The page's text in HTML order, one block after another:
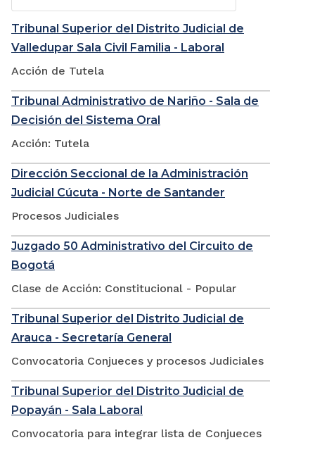
Tribunal Superior del Distrito Judicial de
Valledupar Sala Civil Familia - Laboral
Acción de Tutela
Tribunal Administrativo de Nariño - Sala de
Decisión del Sistema Oral
Acción: Tutela
Dirección Seccional de la Administración
Judicial Cúcuta - Norte de Santander
Procesos Judiciales
Juzgado 50 Administrativo del Circuito de
Bogotá
Clase de Acción: Constitucional - Popular
Tribunal Superior del Distrito Judicial de
Arauca - Secretaría General
Convocatoria Conjueces y procesos Judiciales
Tribunal Superior del Distrito Judicial de
Popayán - Sala Laboral
Convocatoria para integrar lista de Conjueces